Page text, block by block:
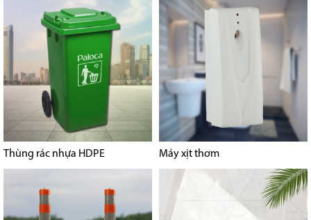
Thùng rác nhựa HDPE Máy xịt thơm